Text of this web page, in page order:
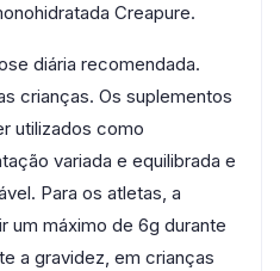
Creapure.
diária recomendada.
crianças. Os suplementos
utilizados como
variada e equilibrada e
Para os atletas, a
um máximo de 6g durante
a gravidez, em crianças